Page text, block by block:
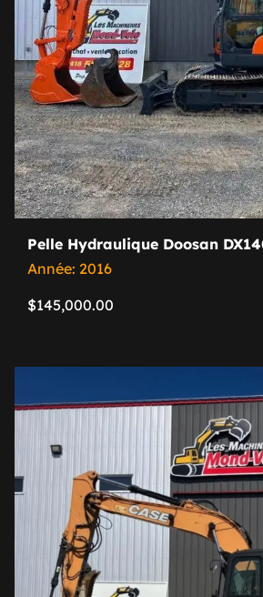
Pelle Hydraulique Doosan
Année: 2016
$145,000.00